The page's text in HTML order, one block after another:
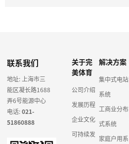
联系我们
地址: 上海市三
能区凝长路1688
弄6号能源中心
电话:021-
51860888
关于完
美体育
公司介绍
发展历程
企业文化
可持续发
解决方案
集中式电站
系统
工商业分布
式系统
家庭户用系